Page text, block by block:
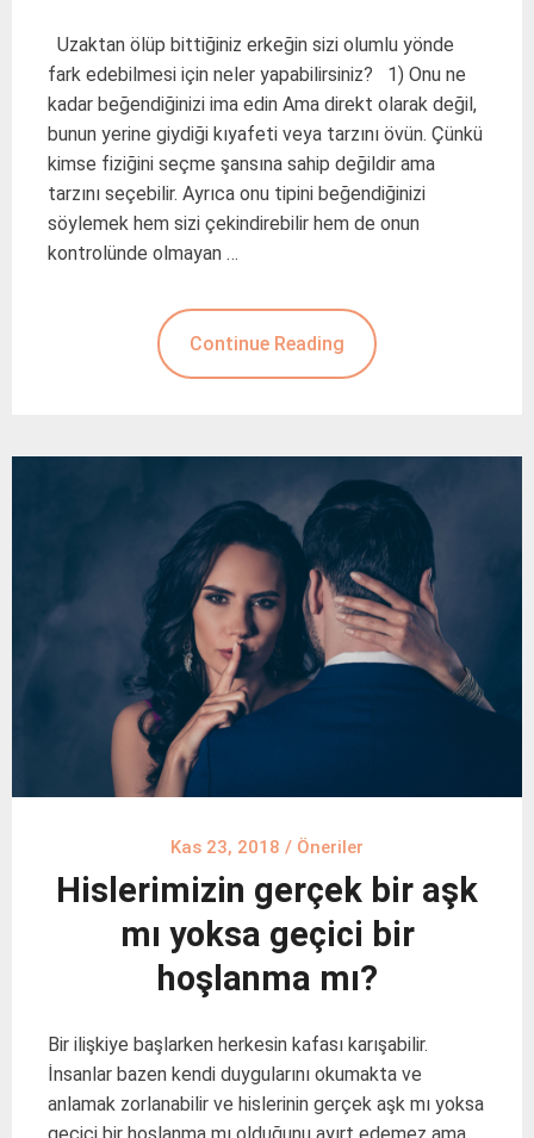
Uzaktan ölüp bittiğiniz erkeğin sizi olumlu yönde
fark edebilmesi için neler yapabilirsiniz? 1) Onu ne
kadar beğendiğinizi ima edin Ama direkt olarak değil,
bunun yerine giydiği kıyafeti veya tarzını övün. Çünkü
kimse fiziğini seçme şansına sahip değildir ama
tarzını seçebilir. Ayrıca onu tipini beğendiğinizi
söylemek hem sizi çekindirebilir hem de onun
kontrolünde olmayan …
Continue Reading
Kas 23, 2018 / Öneriler
Hislerimizin gerçek bir aşk
mı yoksa geçici bir
hoşlanma mı?
Bir ilişkiye başlarken herkesin kafası karışabilir.
İnsanlar bazen kendi duygularını okumakta ve
anlamak zorlanabilir ve hislerinin gerçek aşk mı yoksa
geçici bir hoşlanma mı olduğunu ayırt edemez ama